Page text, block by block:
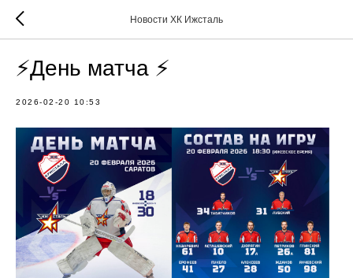
Новости ХК Ижсталь
⚡️День матча ⚡️
2026-02-20 10:53